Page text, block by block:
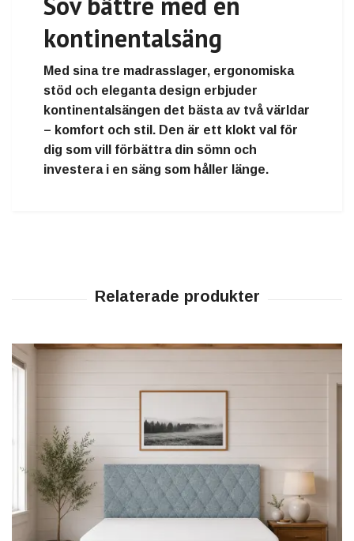
kontinentalsäng
Med sina tre madrasslager, ergonomiska
stöd och eleganta design erbjuder
kontinentalsängen det bästa av två världar
– komfort och stil . Den är ett klokt val för
dig som vill förbättra din sömn och
investera i en säng som håller länge.